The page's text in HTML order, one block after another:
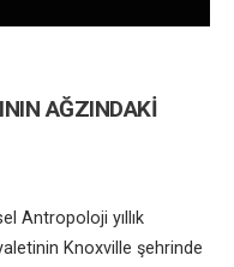
AĞZINDAKİ
Antropoloji yıllık
Knoxville şehrinde